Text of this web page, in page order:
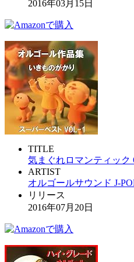
2016年03月15日
TITLE
気まぐれロマンティック
ARTIST
オルゴールサウンド J-
リリース
2016年07月20日